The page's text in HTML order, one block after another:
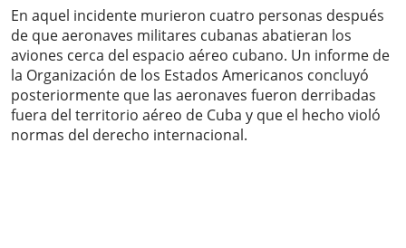
En aquel incidente murieron cuatro personas después
de que aeronaves militares cubanas abatieran los
aviones cerca del espacio aéreo cubano. Un informe de
la Organización de los Estados Americanos concluyó
posteriormente que las aeronaves fueron derribadas
fuera del territorio aéreo de Cuba y que el hecho violó
normas del derecho internacional.